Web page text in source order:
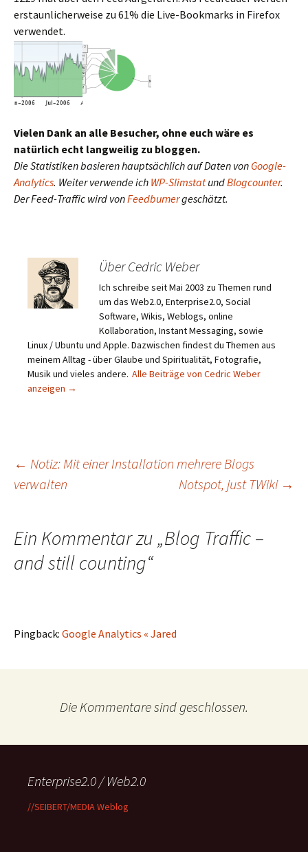
erstaunlicherweise zu 61% die Live-Bookmarks in Firefox
verwendet.
Vielen Dank an alle Besucher, ohne euch wäre es
natürlich echt langweilig zu bloggen.
Die Statistiken basieren hauptsächlich auf Daten von Google-
Analytics. Weiter verwende ich WP-SlimstatundBlogcounter.
Der Feed-Traffic wird vonFeedburnergeschätzt.
Über Cedric Weber
Ich schreibe seit Mai 2003 zu Themen rund
um das Web2.0, Enterprise2.0, Social
Software, Wikis, Weblogs, online
Kollaboration, Instant Messaging, sowie
Linux / Ubuntu und Apple. Dazwischen findest du Themen aus
meinem Alltag - über Glaube und Spiritualität, Fotografie,
Musik und vieles andere. Alle Beiträge von Cedric Weber
anzeigen →
Beitragsnavigation
← Notiz: Mit einer Installation mehrere Blogs
verwalten
Notspot, just TWiki →
Ein Kommentar zu „Blog Traffic –
and still counting“
Pingback: Google Analytics « Jared
Die Kommentare sind geschlossen.
Enterprise2.0 / Web2.0
//SEIBERT/MEDIA Weblog